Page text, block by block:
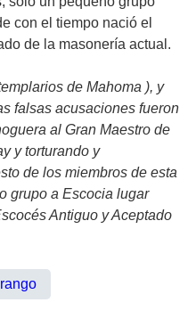
con el tiempo nació el
de la masonería actual.
de Mahoma ), y
falsas acusaciones fueron
al Gran Maestro de
y torturando y
de los miembros de esta
grupo a Escocia lugar
Antiguo y Aceptado